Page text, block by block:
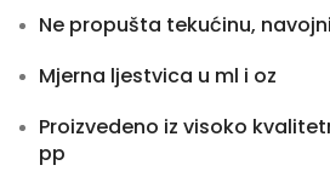
Ne propušta tekućinu,
Mjerna ljestvica u ml i oz
Proizvedeno iz visoko
pp